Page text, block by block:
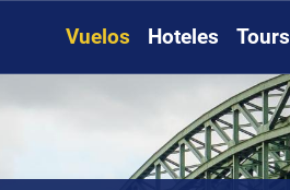
Vuelos Hoteles Tours